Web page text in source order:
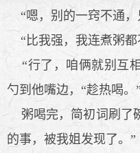
“嗯，别的一窍不通，
“比我强，我连煮粥都
“行了，咱俩就别互
勺到他嘴边，“趁热喝。”
粥喝完，简初词刷了
的事，被我姐发现了。”